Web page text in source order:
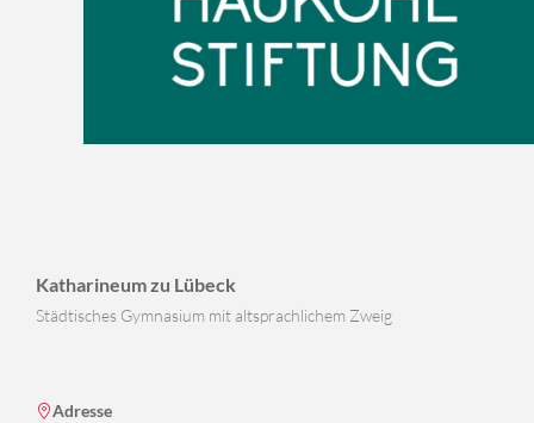
Katharineum zu Lübeck
Städtisches Gymnasium mit altsprachlichem Zweig
Adresse